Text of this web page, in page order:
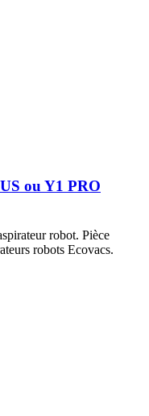
ou Y1 PRO
robot. Pièce
robots Ecovacs.